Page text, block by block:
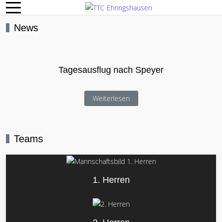
Mobile Menu Toggle
News
Tagesausflug nach Speyer
Weiterlesen
Teams
1. Herren